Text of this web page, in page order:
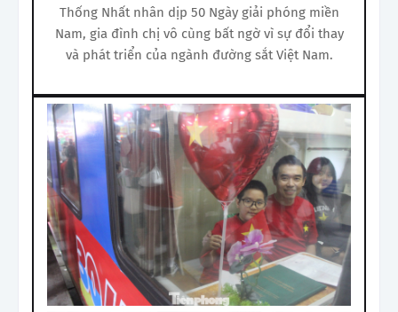
Thống Nhất nhân dịp 50 Ngày giải phóng miền
Nam, gia đình chị vô cùng bất ngờ vì sự đổi thay
và phát triển của ngành đường sắt Việt Nam.